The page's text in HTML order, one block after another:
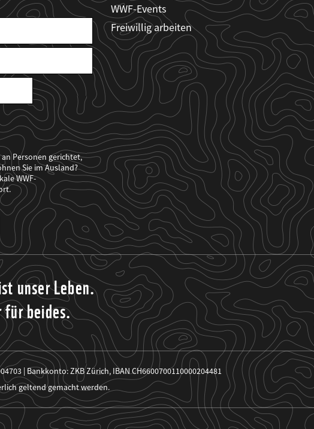
Personen gerichtet,
Sie im Ausland?
WWF-
WWF-Events
Freiwillig arbeiten
unser Leben.
für beides.
| Bankkonto: ZKB Zürich, IBAN CH6600700110000204481
geltend gemacht werden.